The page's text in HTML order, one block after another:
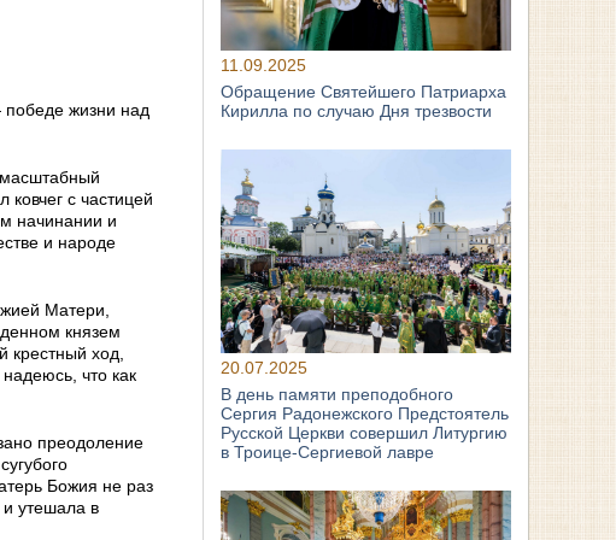
жизни над
с частицей
начинании и
и народе
Матери,
князем
крестный ход,
что как
преодоление
Божия не раз
утешала в
11.09.2025
Обращение Святейшего Патриарха
Кирилла по случаю Дня трезвости
20.07.2025
В день памяти преподобного
Сергия Радонежского Предстоятель
Русской Церкви совершил Литургию
в Троице-Сергиевой лавре